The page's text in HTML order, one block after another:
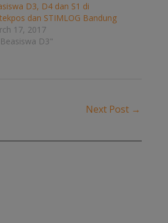
D3, D4 dan S1 di
dan STIMLOG Bandung
17, 2017
D3"
Next Post →